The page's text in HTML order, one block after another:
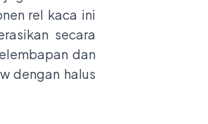
rel kaca ini
secara
dan
dengan halus